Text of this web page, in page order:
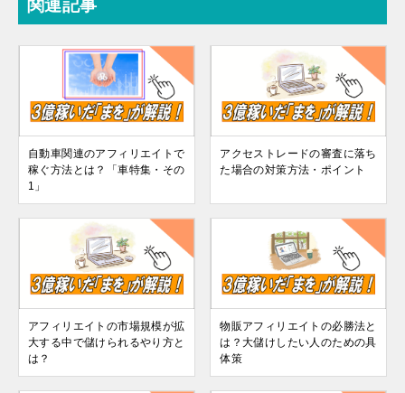
関連記事
自動車関連のアフィリエイトで
稼ぐ方法とは？「車特集・その
1」
アクセストレードの審査に落ち
た場合の対策方法・ポイント
アフィリエイトの市場規模が拡
大する中で儲けられるやり方と
は？
物販アフィリエイトの必勝法と
は？大儲けしたい人のための具
体策